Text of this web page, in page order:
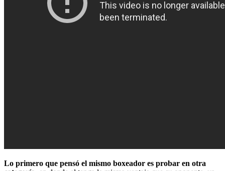
Lo primero que pensó el mismo boxeador es probar en otra